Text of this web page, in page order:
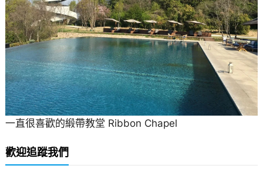
一直很喜歡的緞帶教堂 Ribbon Chapel
歡迎追蹤我們